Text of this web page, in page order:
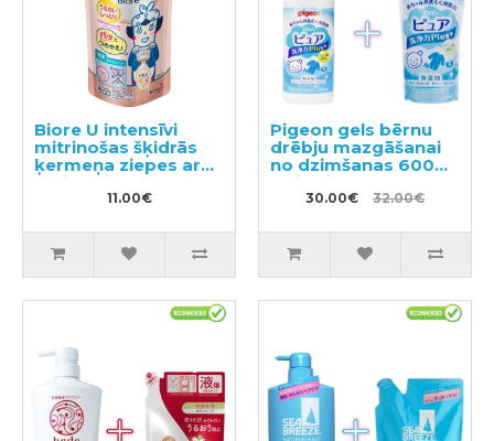
Biore U intensīvi
mitrinošas šķidrās
ķermeņa ziepes ar
maigu ziedu-augļu
aromātu pildviela
11.00€
Pigeon gels bērnu
drēbju mazgāšanai
no dzimšanas 600ml
+ pildviela 500ml
30.00€ 32.00€